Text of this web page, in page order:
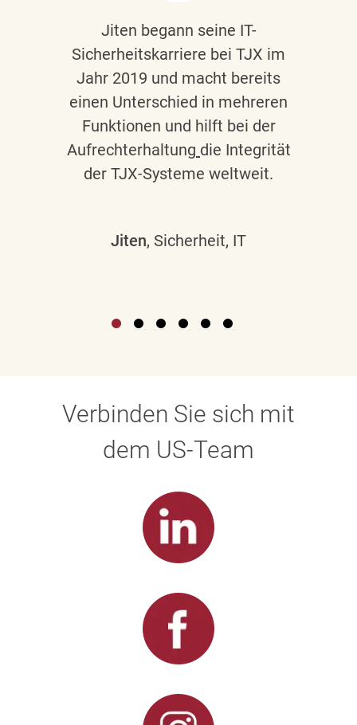
Jiten begann seine IT-
Sicherheitskarriere bei TJX im
Jahr 2019 und macht bereits
einen Unterschied in mehreren
Funktionen und hilft bei der
Aufrechterhaltung die Integrität
der TJX-Systeme weltweit.
Jiten, Sicherheit, IT
Verbinden Sie sich mit
dem US-Team